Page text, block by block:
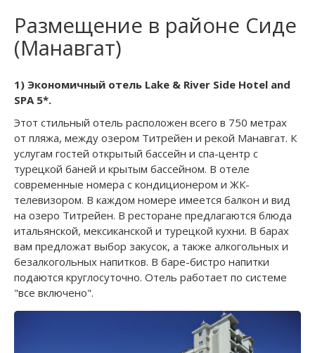
Размещение в районе Сиде
(Манавгат)
1) Экономичный отель Lake & River Side Hotel and
SPA 5*.
Этот стильный отель расположен всего в 750 метрах
от пляжа, между озером Титрейен и рекой Манавгат. К
услугам гостей открытый бассейн и спа-центр с
турецкой баней и крытым бассейном. В отеле
современные номера с кондиционером и ЖК-
телевизором. В каждом номере имеется балкон и вид
на озеро Титрейен. В ресторане предлагаются блюда
итальянской, мексиканской и турецкой кухни. В барах
вам предложат выбор закусок, а также алкогольных и
безалкогольных напитков. В баре-бистро напитки
подаются круглосуточно. Отель работает по системе
"все включено".